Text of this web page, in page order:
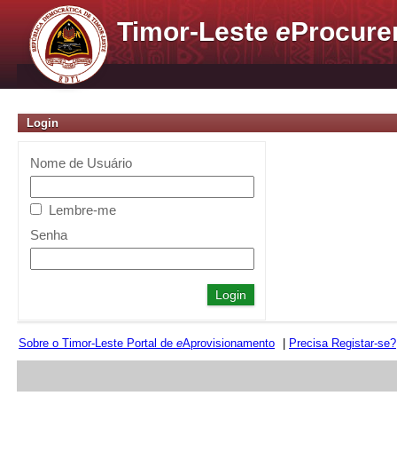
Timor-Lestee
Login
Nome de Usuário
Lembre-me
Senha
Sobre o Timor-Leste Portal de eAprovisionamento Precisa Registar-se?